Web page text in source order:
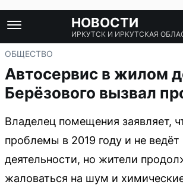
НОВОСТИ
ИРКУТСК И ИРКУТСКАЯ
ОБЩЕСТВО
Автосервис в жилом
Берёзового вызвал
Владелец помещения заявляет,
проблемы в 2019 году и не
деятельности, но жители
жаловаться на шум и